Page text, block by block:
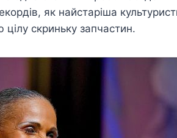
як найстаріша
скриньку запчастин.